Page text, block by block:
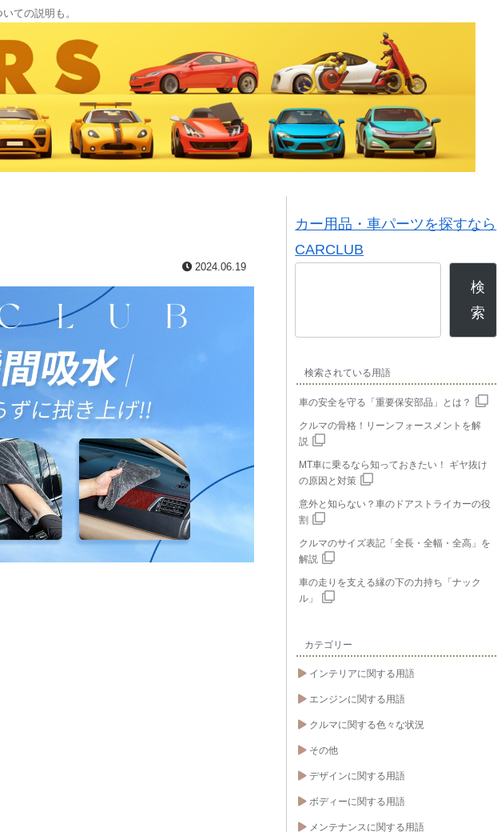
ての説明も。
2024.06.19
カー用品・車パーツを探すなら
CARCLUB
検
索
検索されている用語
車の安全を守る「重要保安部品」とは？
クルマの骨格！リーンフォースメントを解
説
MT車に乗るなら知っておきたい！ ギヤ抜け
の原因と対策
意外と知らない？車のドアストライカーの役
割
クルマのサイズ表記「全長・全幅・全高」を
解説
車の走りを支える縁の下の力持ち「ナック
ル」
カテゴリー
インテリアに関する用語
エンジンに関する用語
クルマに関する色々な状況
その他
デザインに関する用語
ボディーに関する用語
メンテナンスに関する用語